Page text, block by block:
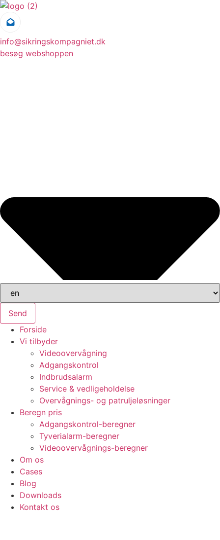
Videre
info@sikringskompagniet.dk
besøg webshoppen
Send
Forside
Vi tilbyder
Videoovervågning
Adgangskontrol
Indbrudsalarm
Service & vedligeholdelse
Overvågnings- og patruljeløsninger
Beregn pris
Adgangskontrol-beregner
Tyverialarm-beregner
Videoovervågnings-beregner
Om os
Cases
Blog
Downloads
Kontakt os